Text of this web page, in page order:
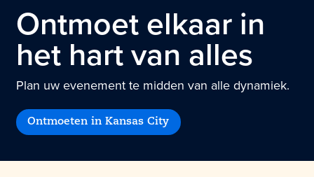
Ontmoet elkaar in
het hart van alles
Plan uw evenement te midden van alle dynamiek.
Ontmoeten in Kansas City